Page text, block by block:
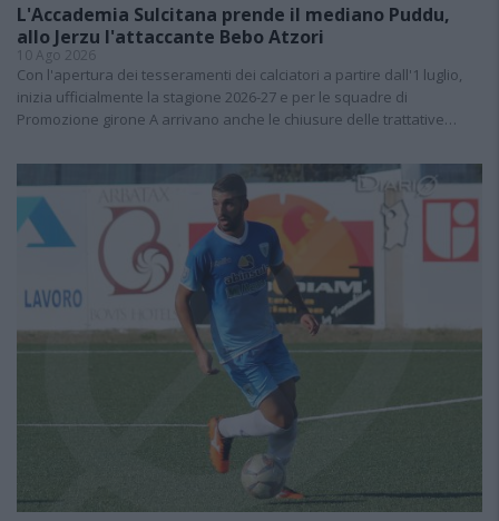
L'Accademia Sulcitana prende il mediano Puddu,
allo Jerzu l'attaccante Bebo Atzori
10 Ago 2026
Con l'apertura dei tesseramenti dei calciatori a partire dall'1 luglio,
inizia ufficialmente la stagione 2026-27 e per le squadre di
Promozione girone A arrivano anche le chiusure delle trattative…